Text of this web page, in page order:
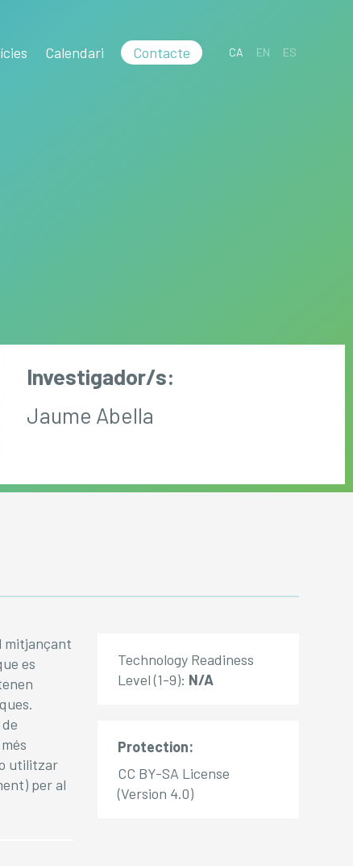
Calendari Contacte CA EN ES
Investigador/s:
Jaume Abella
mitjançant
es
utilitzar
per al
Technology Readiness
Level (1-9): N/A
Protection:
CC BY-SA License
(Version 4.0)